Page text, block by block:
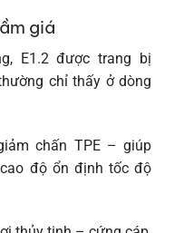
giá
E1.2 được trang bị
chỉ thấy ở dòng
chấn TPE – giúp
độ ổn định tốc độ